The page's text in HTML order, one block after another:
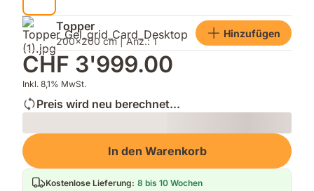
Topper
200x200 cm | Anz.: 1
Hinzufügen
CHF 3'999.00
Inkl. 8,1% MwSt.
Preis wird neu berechnet...
Loading
In den Warenkorb
Kostenlose Lieferung: 8 bis 10 Wochen